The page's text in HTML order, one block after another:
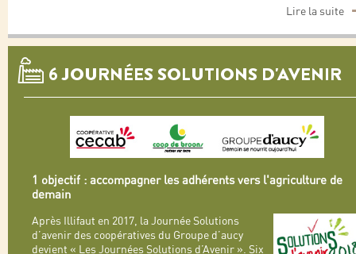
Lire la suite
6 JOURNÉES SOLUTIONS D'AVENIR
1 objectif : accompagner les adhérents vers l'agriculture de
demain
Après Illifaut en 2017, la Journée Solutions
d’avenir des coopératives du Groupe d’aucy
devient « Les Journées Solutions d’Avenir ». Six